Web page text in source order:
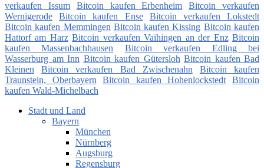
verkaufen Issum
Bitcoin kaufen Erbenheim
Bitcoin verkaufen
Wernigerode
Bitcoin kaufen Ense
Bitcoin verkaufen Lokstedt
Bitcoin kaufen Memmingen Bitcoin kaufen Kissing Bitcoin kaufen
Hattorf am Harz Bitcoin verkaufen Vaihingen an der Enz Bitcoin
kaufen Massenbachhausen
Bitcoin verkaufen Edling bei
Wasserburg am Inn Bitcoin kaufen Gütersloh Bitcoin kaufen Bad
Kleinen
Bitcoin verkaufen Bad Zwischenahn
Bitcoin kaufen
Traunstein, Oberbayern
Bitcoin kaufen Hohenlockstedt
Bitcoin
kaufen Wald-Michelbach
Stadt und Land
Bayern
München
Nürnberg
Augsburg
Regensburg